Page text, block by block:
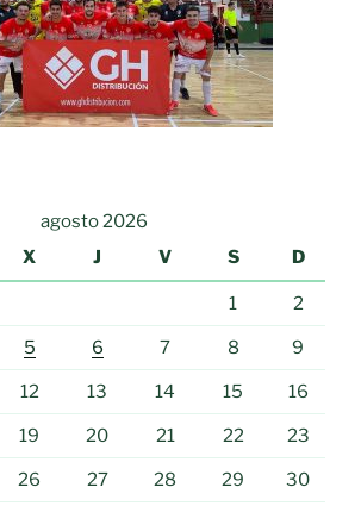
agosto 2026
X J V S D
1 2
5 6 7 8 9
12 13 14 15 16
19 20 21 22 23
26 27 28 29 30